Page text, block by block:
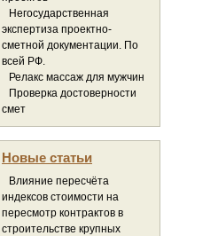
Негосударственная
экспертиза проектно-
сметной документации. По
всей РФ.
Релакс массаж для мужчин
Проверка достоверности
смет
Новые статьи
Влияние пересчёта
индексов стоимости на
пересмотр контрактов в
строительстве крупных